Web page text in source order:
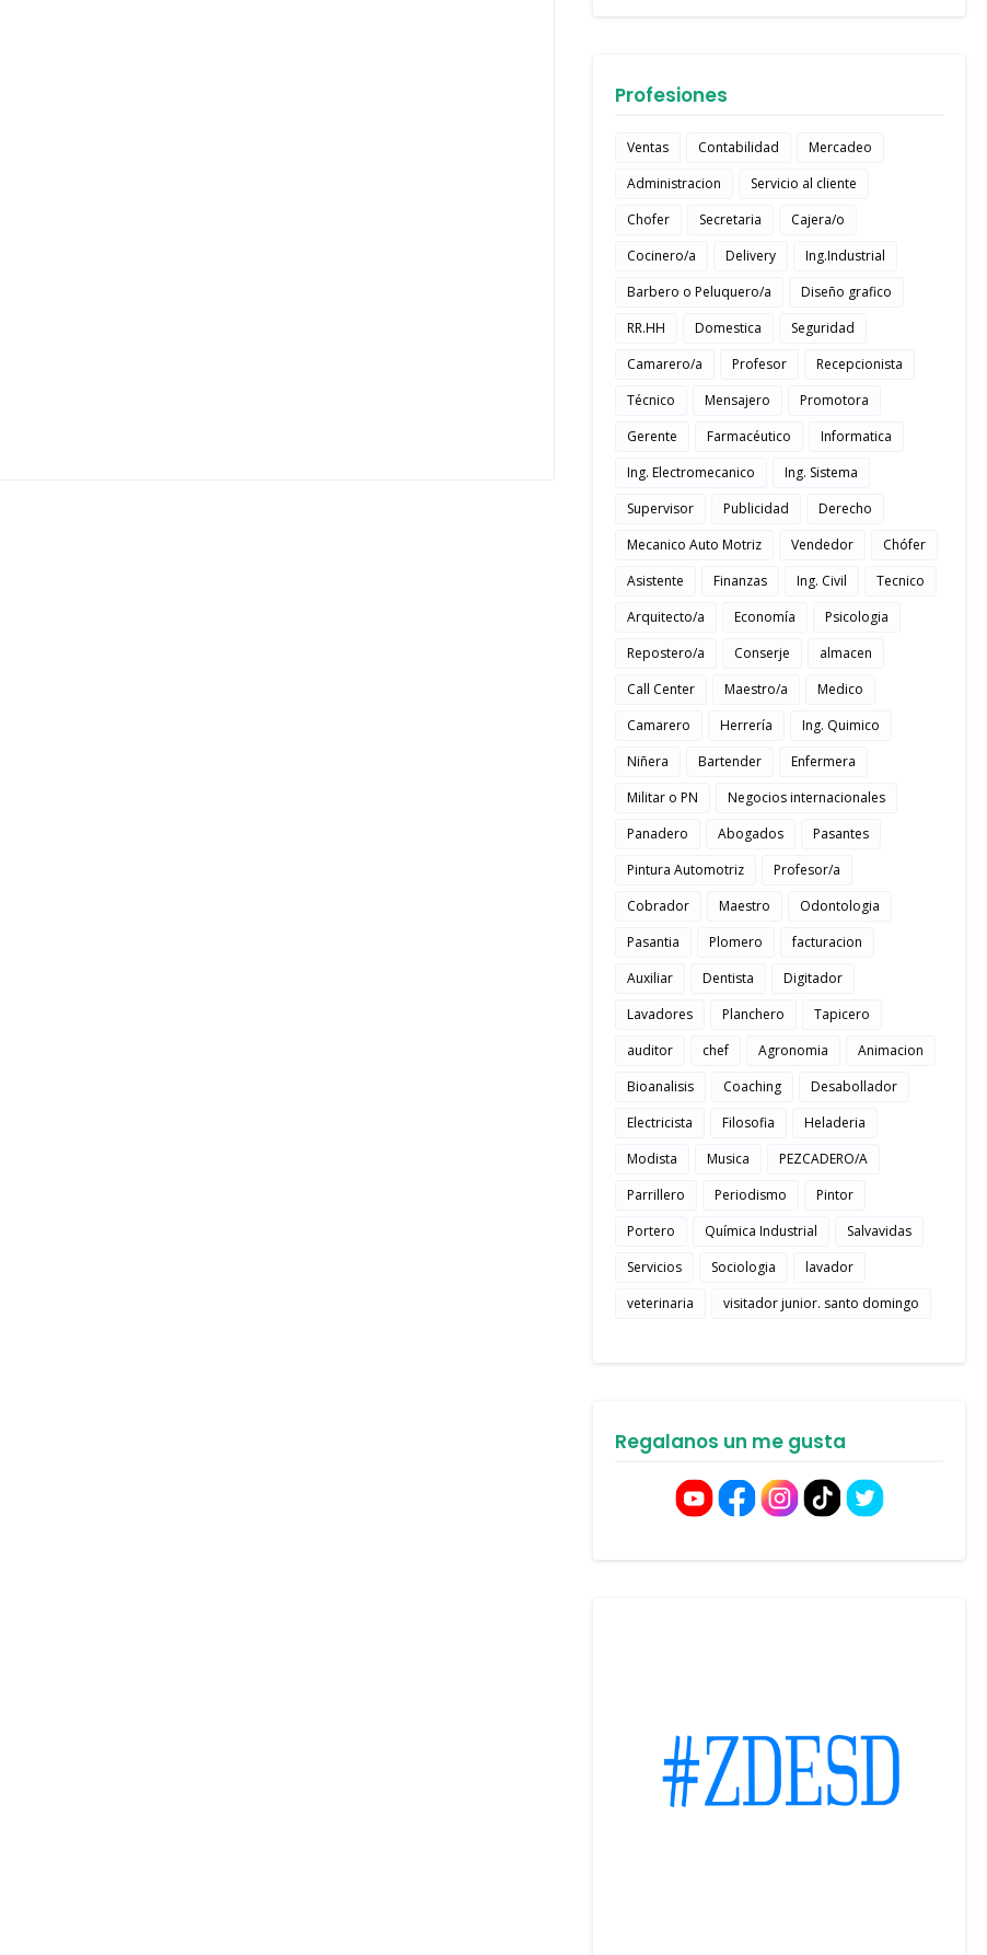
Profesiones
Ventas Contabilidad
Mercadeo
Administracion
Servicio al cliente
Chofer
Secretaria
Cajera/o
Cocinero/a
Delivery
Ing.Industrial
Barbero o Peluquero/a
Diseño grafico
RR.HH
Domestica
Seguridad
Camarero/a
Profesor
Recepcionista
Técnico
Mensajero
Promotora
Gerente
Farmacéutico
Informatica
Ing. Electromecanico
Ing. Sistema
Supervisor
Publicidad
Derecho
Mecanico Auto Motriz
Vendedor
Chófer
Asistente
Finanzas Ing. Civil
Tecnico
Arquitecto/a
Economía
Psicologia
Repostero/a
Conserje
almacen
Call Center
Maestro/a
Medico
Camarero
Herrería
Ing. Quimico
Niñera
Bartender
Enfermera
Militar o PN
Negocios internacionales
Panadero
Abogados
Pasantes
Pintura Automotriz
Profesor/a
Cobrador
Maestro
Odontologia
Pasantia
Plomero
facturacion
Auxiliar
Dentista
Digitador
Lavadores
Planchero
Tapicero
auditor
chef Agronomia
Animacion
Bioanalisis
Coaching
Desabollador
Electricista
Filosofia
Heladeria
Modista
Musica
PEZCADERO/A
Parrillero
Periodismo
Pintor
Portero
Química Industrial
Salvavidas
Servicios
Sociologia
lavador
veterinaria
visitador junior. santo domingo
Regalanos un me gusta